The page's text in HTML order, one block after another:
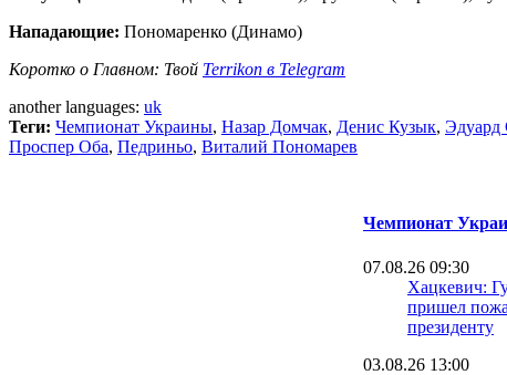
Нападающие: Пономаренко (Динамо)
Коротко о Главном: Твой Terrikon в Telegram
another languages: uk
Теги: Чемпионат Украины, Назар Домчак, Денис Кузык, Эдуард
Проспер Оба, Педриньо, Виталий Пономарев
Чемпионат
07.08.26 09:30
Хацкевич:
пришел
президенту
03.08.26 13:00